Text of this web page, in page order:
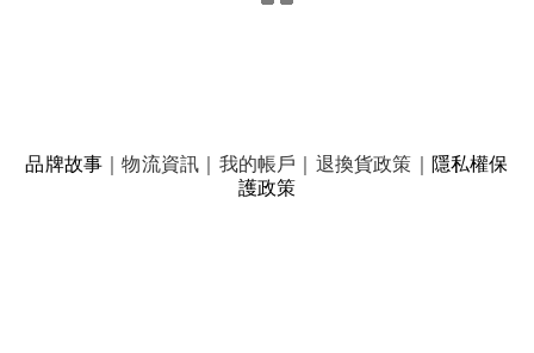
品牌故事 ｜物流資訊 ｜ 我的帳戶 ｜ 退換貨政策 ｜ 隱私權保
護政策